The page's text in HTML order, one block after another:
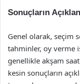
Sonuçların
Genel olarak, seçim
tahminler, oy verme
genellikle akşam
kesin sonuçların